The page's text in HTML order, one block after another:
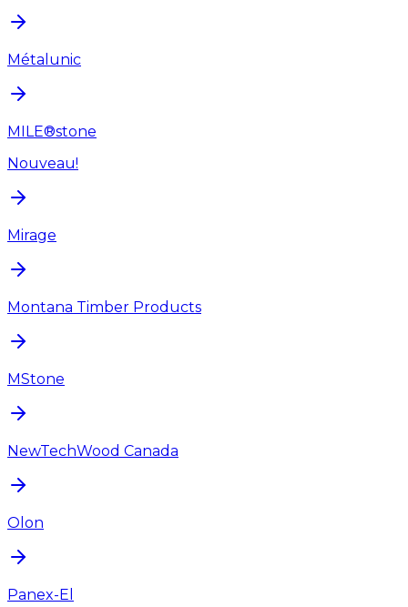
Métalunic
MILE®stone
Nouveau!
Mirage
Montana Timber Products
MStone
NewTechWood Canada
Olon
Panex-El